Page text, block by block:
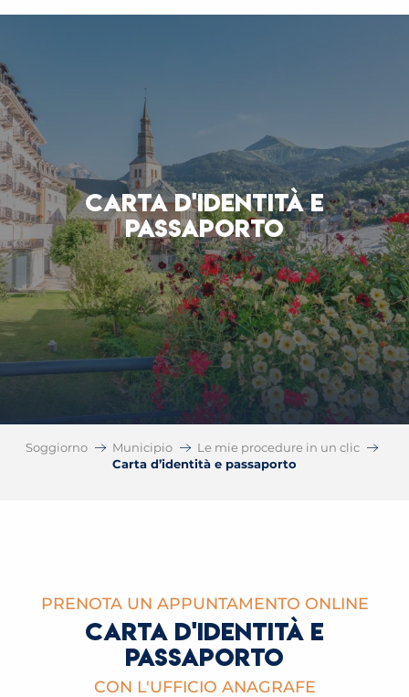
CARTA D'IDENTITÀ E
PASSAPORTO
Soggiorno Municipio
Le mie procedure in un clic
Carta d’identità e passaporto
PRENOTA UN APPUNTAMENTO ONLINE
CARTA D'IDENTITÀ E
PASSAPORTO
CON L'UFFICIO ANAGRAFE